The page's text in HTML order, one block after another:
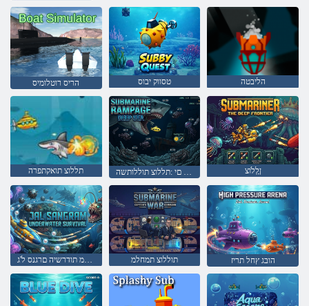
הריס רוטלומיס טסווק יבוס הליבטה
תללוצ תואקתפרה ןָלְלֹוצ
םימל תחתמ תודרשיה םרגנס ל'ג תוללוצ תמחלמ הובג ץחל תריז